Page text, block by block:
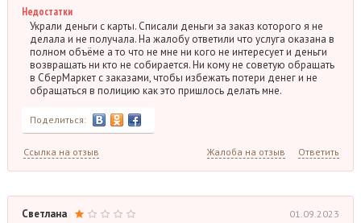
Недостатки
Украли деньги с карты. Списали деньги за заказ которого я не
делала и не получала. На жалобу ответили что услуга оказана в
полном объёме а то что не мне ни кого не интересует и деньги
возвращать ни кто не собирается. Ни кому не советую обращать
в СберМаркет с заказами, чтобы избежать потери денег и не
обращаться в полицию как это пришлось делать мне.
Поделиться:
Ссылка на отзыв Жалоба на отзыв Ответить
Светлана 01.09.2023